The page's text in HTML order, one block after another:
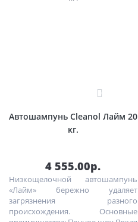
Автошампунь Cleanol Лайм 20
кг.
4 555.00р.
Низкощелочной автошампунь
«Лайм» бережно удаляет
загрязнения разного
происхождения. Основные